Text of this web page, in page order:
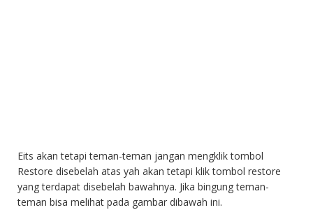
Eits akan tetapi teman-teman jangan mengklik tombol
Restore disebelah atas yah akan tetapi klik tombol restore
yang terdapat disebelah bawahnya. Jika bingung teman-
teman bisa melihat pada gambar dibawah ini.